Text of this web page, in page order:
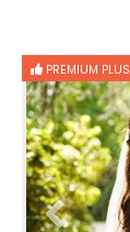
PREMIUM PLUS